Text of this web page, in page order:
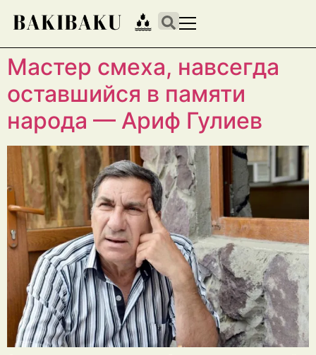
Мастер смеха, навсегда
оставшийся в памяти
народа — Ариф Гулиев